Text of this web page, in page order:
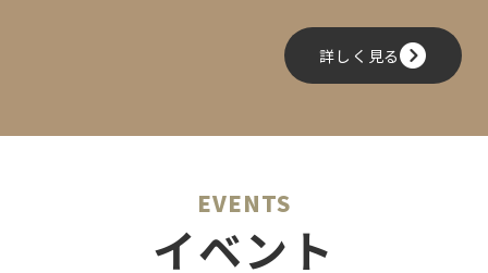
詳しく見る
EVENTS
イベント